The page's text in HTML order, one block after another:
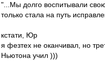
"...Мы долго воспитывали
только стала на путь
кстати, Юр
я фезтех не оканчивал, но
Ньютона учил )))